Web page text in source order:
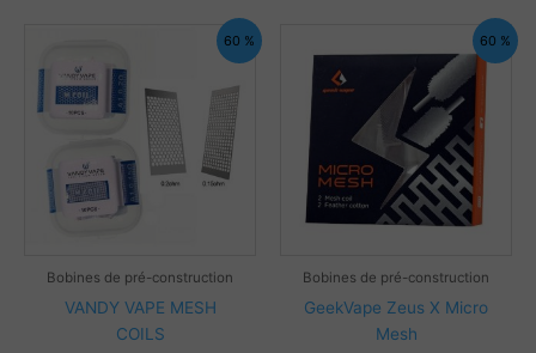
60 %
Bobines de pré-construction
VANDY VAPE MESH
COILS
60 %
Bobines de pré-construction
GeekVape Zeus X Micro
Mesh